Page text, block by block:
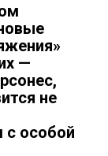
—
не
с особой